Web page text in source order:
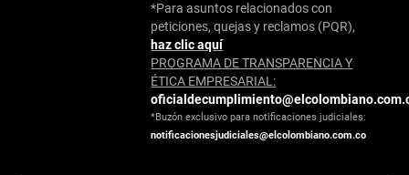
*Para asuntos relacionados con
peticiones, quejas y reclamos (PQR),
haz clic aquí
PROGRAMA DE TRANSPARENCIA Y
ÉTICA EMPRESARIAL:
*Buzón exclusivo para notificaciones judiciales:
notificacionesjudiciales@elcolombiano.com.co